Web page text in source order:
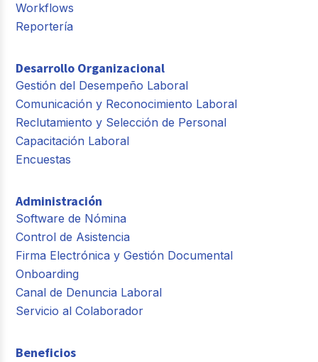
Workflows
Reportería
Desarrollo Organizacional
Gestión del Desempeño Laboral
Comunicación y Reconocimiento Laboral
Reclutamiento y Selección de Personal
Capacitación Laboral
Encuestas
Administración
Software de Nómina
Control de Asistencia
Firma Electrónica y Gestión Documental
Onboarding
Canal de Denuncia Laboral
Servicio al Colaborador
Beneficios